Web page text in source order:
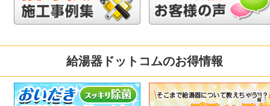
給湯器ドットコムのお得情報